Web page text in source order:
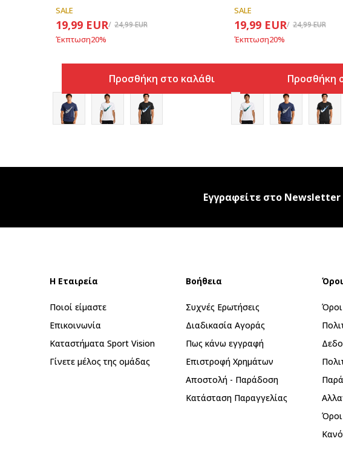
SALE
19,99 EUR 24,99EUR
Έκπτωση20%
Προσθήκη στο καλάθι
SALE
19,99 EUR 24,99EUR
Έκπτωση20%
Προσθήκη
Εγγραφείτε στο Newsletter
Η Εταιρεία
Ποιοί είμαστε
Επικοινωνία
Καταστήματα Sport Vision
Γίνετε μέλος της ομάδας
Βοήθεια
Συχνές Ερωτήσεις
Διαδικασία Αγοράς
Πως κάνω εγγραφή
Επιστροφή Xρημάτων
Αποστολή - Παράδοση
Κατάσταση Παραγγελίας